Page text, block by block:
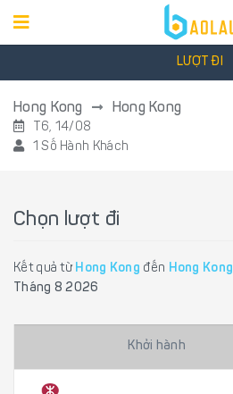
LƯỢT ĐI
Hong Kong Hong Kong
T6, 14/08
1 Số Hành Khách
Chọn lượt đi
Kết quả từ Hong Kong đến Hong Kong
Tháng 8 2026
Khởi hành